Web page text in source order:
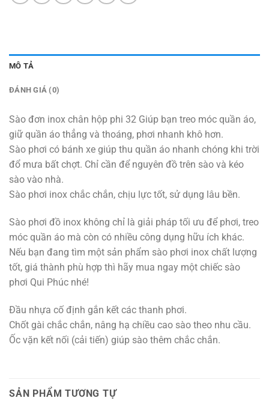
MÔ TẢ
ĐÁNH GIÁ (0)
Sào đơn inox chân hộp phi 32 Giúp bạn treo móc quần áo,
giữ quần áo thẳng và thoáng, phơi nhanh khô hơn.
Sào phơi có bánh xe giúp thu quần áo nhanh chóng khi trời
đổ mưa bất chợt. Chỉ cần để nguyên đồ trên sào và kéo
sào vào nhà.
Sào phơi inox chắc chắn, chịu lực tốt, sử dụng lâu bền.
Sào phơi đồ inox không chỉ là giải pháp tối ưu để phơi, treo
móc quần áo mà còn có nhiều công dụng hữu ích khác.
Nếu bạn đang tìm một sản phẩm sào phơi inox chất lượng
tốt, giá thành phù hợp thì hãy mua ngay một chiếc sào
phơi Qui Phúc nhé!
Đầu nhựa cố định gắn kết các thanh phơi.
Chốt gài chắc chắn, nâng hạ chiều cao sào theo nhu cầu.
Ốc vặn kết nối (cải tiến) giúp sào thêm chắc chắn.
SẢN PHẨM TƯƠNG TỰ